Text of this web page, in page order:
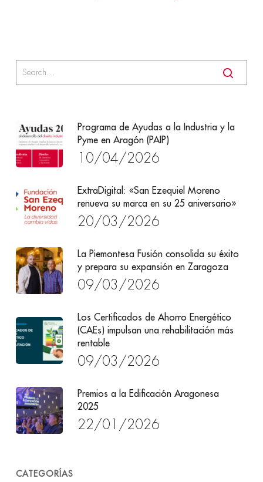
Programa de Ayudas a la Industria y la
Pyme en Aragón (PAIP)
10/04/2026
ExtraDigital: «San Ezequiel Moreno
renueva su marca en su 25 aniversario»
20/03/2026
La Piemontesa Fusión consolida su éxito
y prepara su expansión en Zaragoza
09/03/2026
Los Certificados de Ahorro Energético
(CAEs) impulsan una rehabilitación más
rentable
09/03/2026
Premios a la Edificación Aragonesa
2025
22/01/2026
CATEGORÍAS